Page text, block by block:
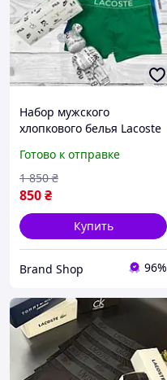
Набор мужского
хлопкового белья Lacoste
коробке EXZ0
Готово к отправке
850₴
1 850 ₴
Купить
Brand Shop 96%